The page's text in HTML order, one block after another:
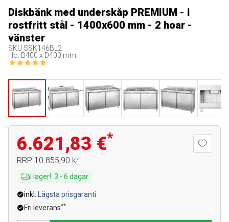
Diskbänk med underskåp PREMIUM - i
rostfritt stål - 1400x600 mm - 2 hoar -
vänster
SKU SSK146BL2
Ho: B400 x D400 mm
6.621,83 €*
RRP 10 855,90 kr
I lager!: 3 - 6 dagar
inkl.
Lägsta prisgaranti
Fri leverans**